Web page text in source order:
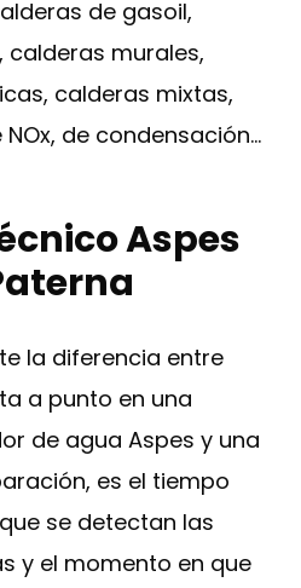
de gasoil,
murales,
calderas mixtas,
de condensación…
Aspes
la diferencia entre
a punto en una
de agua Aspes y una
es el tiempo
se detectan las
y el momento en que